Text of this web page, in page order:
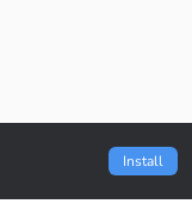
Install